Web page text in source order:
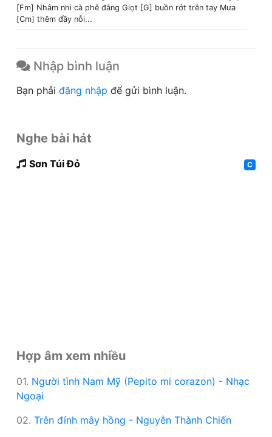
[Fm] Nhâm nhi cà phê đắng Giọt [G] buồn rớt trên tay Mưa
[Cm] thêm đầy nỗi...
Nhập bình luận
Bạn phải đăng nhập để gửi bình luận.
Nghe bài hát
Sơn Túi Đỏ C
Hợp âm xem nhiều
01. Người tình Nam Mỹ (Pepito mi corazon) - Nhạc
Ngoại
02. Trên đỉnh mây hồng - Nguyễn Thành Chiến